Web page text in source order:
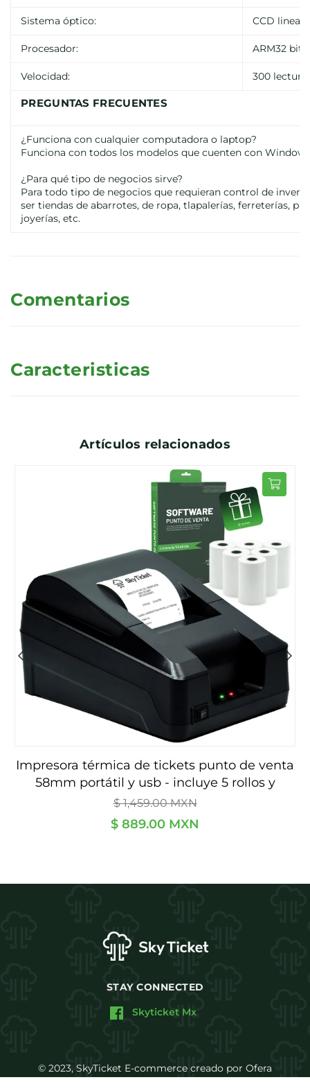
Sistema óptico: CCD lineal
Procesador: ARM32 bits
Velocidad: 300
PREGUNTAS FRECUENTES
¿Funciona con cualquier computadora o laptop?
Funciona con todos los modelos que cuenten con Windows
¿Para qué tipo de negocios sirve?
Para todo tipo de negocios que requieran control de
ser tiendas de abarrotes, de ropa, tlapalerías, ferreterías,
joyerías, etc.
Comentarios
Caracteristicas
Artículos relacionados
impresora térmica de tickets punto de venta
58mm portátil y usb - incluye 5 rollos y
software de regalo.
$ 1,459.00 MXN
$ 889.00 MXN
STAY CONNECTED
Skyticket Mx
© 2023, SkyTicket E-commerce creado por Ofera